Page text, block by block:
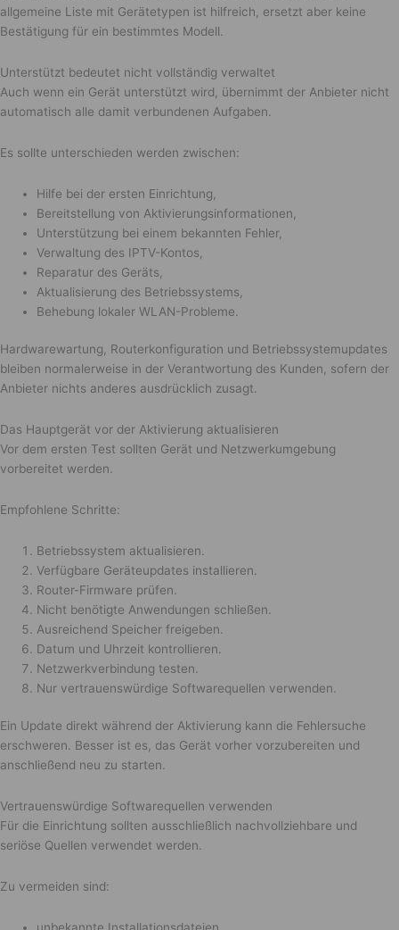
allgemeine Liste mit Gerätetypen ist hilfreich, ersetzt aber keine
Bestätigung für ein bestimmtes Modell.
Unterstützt bedeutet nicht vollständig verwaltet
Auch wenn ein Gerät unterstützt wird, übernimmt der Anbieter nicht
automatisch alle damit verbundenen Aufgaben.
Es sollte unterschieden werden zwischen:
Hilfe bei der ersten Einrichtung,
Bereitstellung von Aktivierungsinformationen,
Unterstützung bei einem bekannten Fehler,
Verwaltung des IPTV-Kontos,
Reparatur des Geräts,
Aktualisierung des Betriebssystems,
Behebung lokaler WLAN-Probleme.
Hardwarewartung, Routerkonfiguration und Betriebssystemupdates
bleiben normalerweise in der Verantwortung des Kunden, sofern der
Anbieter nichts anderes ausdrücklich zusagt.
Das Hauptgerät vor der Aktivierung aktualisieren
Vor dem ersten Test sollten Gerät und Netzwerkumgebung
vorbereitet werden.
Empfohlene Schritte:
Betriebssystem aktualisieren.
Verfügbare Geräteupdates installieren.
Router-Firmware prüfen.
Nicht benötigte Anwendungen schließen.
Ausreichend Speicher freigeben.
Datum und Uhrzeit kontrollieren.
Netzwerkverbindung testen.
Nur vertrauenswürdige Softwarequellen verwenden.
Ein Update direkt während der Aktivierung kann die Fehlersuche
erschweren. Besser ist es, das Gerät vorher vorzubereiten und
anschließend neu zu starten.
Vertrauenswürdige Softwarequellen verwenden
Für die Einrichtung sollten ausschließlich nachvollziehbare und
seriöse Quellen verwendet werden.
Zu vermeiden sind: